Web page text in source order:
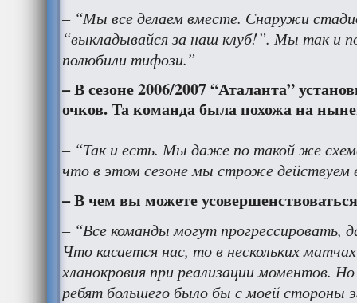
– “Мы все делаем вместе. Снаружи
“выкладывайся за наш клуб!”. Мы так и
полюбили тифози.”
– В сезоне 2006/2007 “Аталанта”
очков. Та команда была похожа на
– “Так и есть. Мы даже по такой же
что в этом сезоне мы строже действуем
– В чем вы можете
– “Все команды могут прогрессировать,
Что касается нас, то в нескольких
хланокровия при реализации моментов.
ребят большего было бы с моей стороны